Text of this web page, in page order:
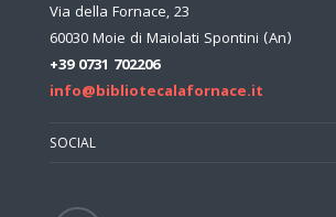
Via della Fornace, 23
60030 Moie di Maiolati Spontini (An)
+39 0731 702206
info@bibliotecalafornace.it
SOCIAL